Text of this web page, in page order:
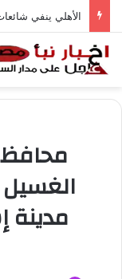
الأهلي ينفي
محافظ
مدينة